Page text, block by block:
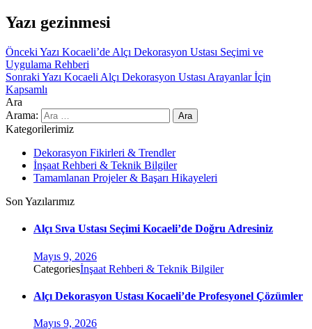
Yazı gezinmesi
Önceki Yazı Kocaeli’de Alçı Dekorasyon Ustası Seçimi ve
Uygulama Rehberi
Sonraki Yazı Kocaeli Alçı Dekorasyon Ustası Arayanlar İçin
Kapsamlı
Ara
Arama:
Kategorilerimiz
Dekorasyon Fikirleri & Trendler
İnşaat Rehberi & Teknik Bilgiler
Tamamlanan Projeler & Başarı Hikayeleri
Son Yazılarımız
Alçı Sıva Ustası Seçimi Kocaeli’de Doğru Adresiniz
Mayıs 9, 2026
Categoriesİnşaat Rehberi & Teknik Bilgiler
Alçı Dekorasyon Ustası Kocaeli’de Profesyonel Çözümler
Mayıs 9, 2026